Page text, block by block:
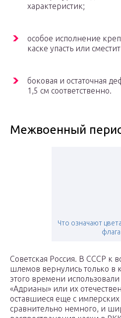
характеристик;
особое исполнение
каске упасть или
боковая и остаточная
1,5 см соответственно.
Межвоенный
Что означают
флага
Советская Россия. В СССР к
шлемов вернулись только в
этого времени
«Адрианы» или их
оставшиеся еще с
сравнительно немного, и